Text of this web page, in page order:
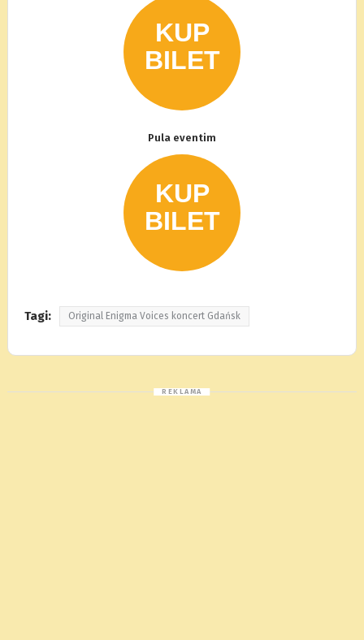
Pula eventim
Tagi: Original Enigma Voices koncert Gdańsk